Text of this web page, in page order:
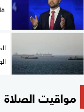
مواقيت الصلاة